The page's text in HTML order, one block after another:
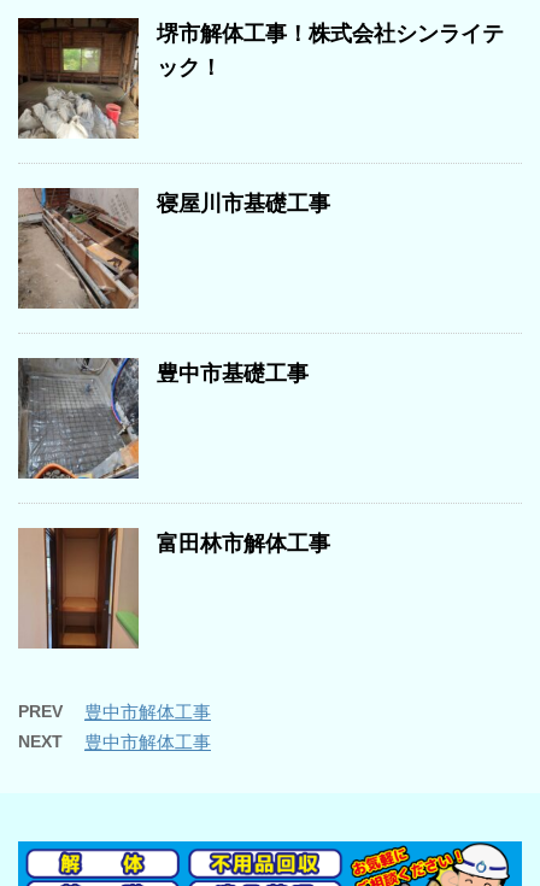
堺市解体工事！株式会社シンライテ
ック！
寝屋川市基礎工事
豊中市基礎工事
富田林市解体工事
PREV 豊中市解体工事
NEXT 豊中市解体工事